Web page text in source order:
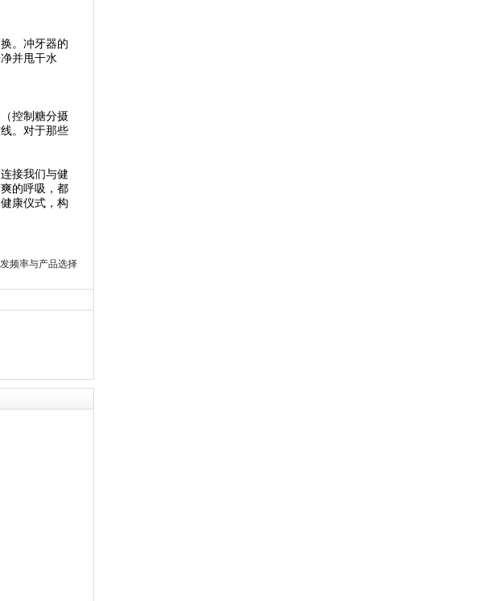
。冲牙器的
并甩干水
控制糖分摄
。对于那些
接我们与健
的呼吸，都
康仪式，构
频率与产品选择